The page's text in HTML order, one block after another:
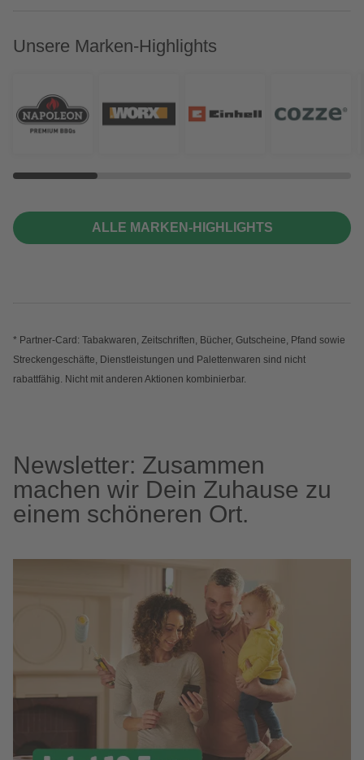
Unsere Marken-Highlights
ALLE MARKEN-HIGHLIGHTS
* Partner-Card: Tabakwaren, Zeitschriften, Bücher, Gutscheine, Pfand sowie
Streckengeschäfte, Dienstleistungen und Palettenwaren sind nicht
rabattfähig. Nicht mit anderen Aktionen kombinierbar.
Newsletter: Zusammen
machen wir Dein Zuhause zu
einem schöneren Ort.